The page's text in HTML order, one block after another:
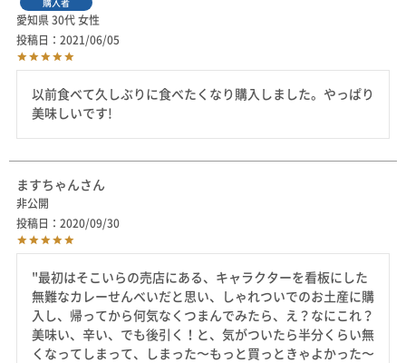
購入者
愛知県 30代 女性
投稿日
2021/06/05
以前食べて久しぶりに食べたくなり購入しました。やっぱり
美味しいです!
ますちゃん
非公開
投稿日
2020/09/30
"最初はそこいらの売店にある、キャラクターを看板にした
無難なカレーせんべいだと思い、しゃれついでのお土産に購
入し、帰ってから何気なくつまんでみたら、え？なにこれ？
美味い、辛い、でも後引く！と、気がついたら半分くらい無
くなってしまって、しまった〜もっと買っときゃよかった〜